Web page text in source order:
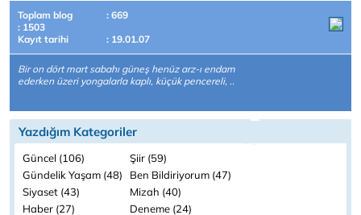
Toplam blog
: 669
: 1503
Kayıt tarihi
: 19.01.07
Bir on dört mart sabahı güneş henüz arz-ı endam
ederken üzeri yongalarla kaplı, küçük pencereli, ..
Yazdığım Kategoriler
Güncel (106)
Şiir (59)
Gündelik Yaşam (48)
Ben Bildiriyorum (47)
Siyaset (43)
Mizah (40)
Haber (27)
Deneme (24)